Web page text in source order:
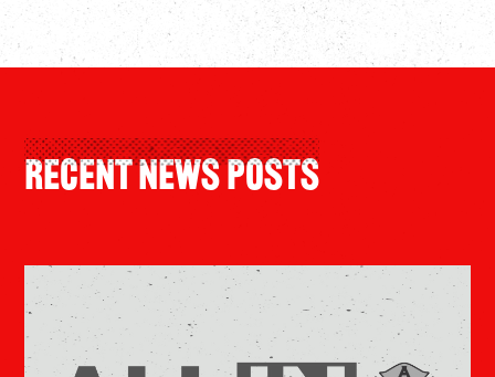
Recent News Posts